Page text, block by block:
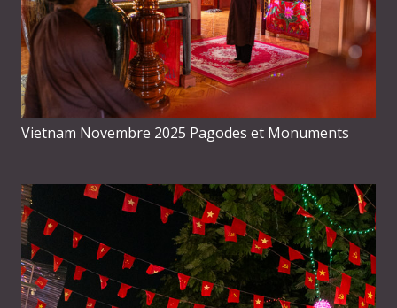
Vietnam Novembre 2025 Pagodes et Monuments